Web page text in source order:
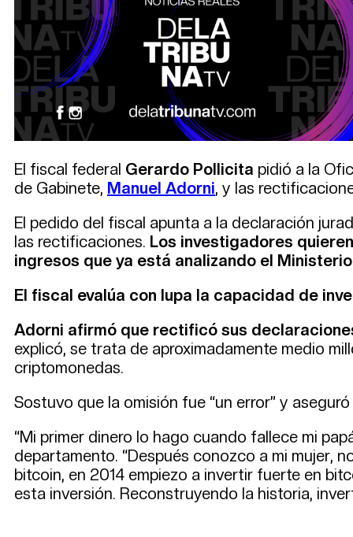
El fiscal federal Gerardo Pollicita pidió a la
de Gabinete, Manuel Adorni, y las
El pedido del fiscal apunta a la declaración
las rectificaciones. Los investigadores
ingresos que ya está analizando el
El fiscal evalúa con lupa la capacidad de
Adorni afirmó que rectificó sus
explicó, se trata de aproximadamente medio
criptomonedas.
Sostuvo que la omisión fue “un error” y
“Mi primer dinero lo hago cuando fallece mi
departamento. “Después conozco a mi mujer,
bitcoin, en 2014 empiezo a invertir fuerte en
esta inversión. Reconstruyendo la historia,